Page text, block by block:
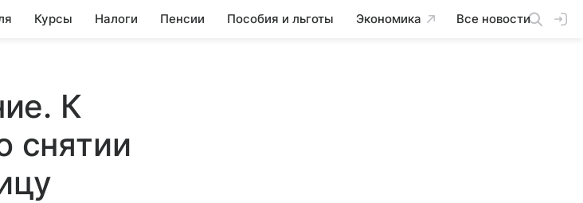
Курсы Налоги Пенсии Пособия и льготы Экономика Все новости
К
снятии